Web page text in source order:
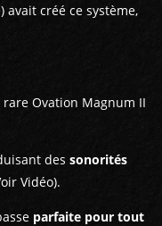
créé ce système,
Ovation Magnum II
des sonorités
Vidéo).
parfaite pour tout